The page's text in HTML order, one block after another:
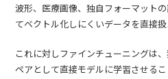
波形、医療画像、独自フォーマット
てベクトル化しにくいデータを直接扱
これに対しファインチューニングは
ペアとして直接モデルに学習させる